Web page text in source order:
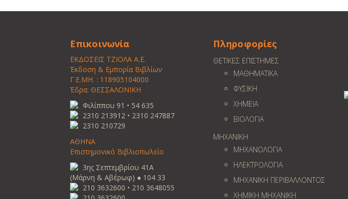
Επικοινωνία
ΕΚΔΟΣΕΙΣ ΤΖΙΟΛΑ Α.Ε.
Έκδοση & Εμπορία Βιβλίων
Γ.Ε.ΜΗ. : 118905104000
Έδρα: ΘΕΣΣΑΛΟΝΙΚΗ
Φιλίππου 91 • 54 635
2310 213912 • 2310 247887
2310 210729
ΑΘΗΝΑ
Επιστημονικό Βιβλιοπωλείο
3ης Σεπτεμβρίου 41Α
(Μάρνη & Αβέρωφ) ● 104 33
210 3632600 • 210 3648055
Πληροφορίες
ΘΕΤΙΚΕΣ ΕΠΙΣΤΗΜΕΣ
ΜΑΘΗΜΑΤΙΚΑ
ΦΥΣΙΚΗ
ΧΗΜΕΙΑ
ΒΙΟΛΟΓΙΑ
ΜΗΧΑΝΙΚΗ
ΜΗΧΑΝΟΛΟΓΙΑ
ΗΛΕΚΤΡΟΛΟΓΙΑ
ΜΗΧΑΝΙΚΗ ΠΕΡΙΒΑΛΛΟΝΤΟΣ
ΧΗΜΙΚΗ ΜΗΧΑΝΙΚΗ